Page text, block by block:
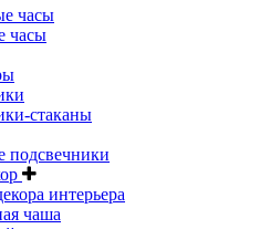
часы
часы
стаканы
подсвечники
интерьера
чаша